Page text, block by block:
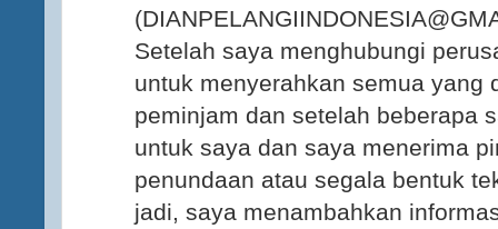
Setelah saya menghubungi
untuk menyerahkan semua yang
peminjam dan setelah beberapa
untuk saya dan saya menerima
penundaan atau segala bentuk
jadi, saya menambahkan